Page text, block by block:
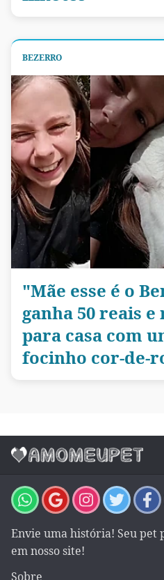
BEZERRO
"Mãe esse é o
ganha 50 reais
para casa com
focinho cor-de-
Envie uma história! Seu
em nosso site!
Sobre